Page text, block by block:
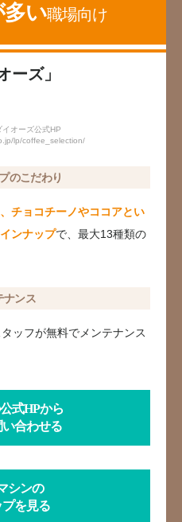
多い職場向け
ーズ」
オーズ公式HP
lp/coffee_selection/
のこだわり
チョコチーノやココアとい
ンナップで、最大13種類の
ナンス
ッフが無料でメンテナンス
式HPから
合わせる
シンの
を見る